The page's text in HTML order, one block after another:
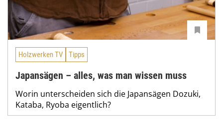
Holzwerken TV Tipps
Japansägen – alles, was man wissen muss
Worin unterscheiden sich die Japansägen Dozuki,
Kataba, Ryoba eigentlich?